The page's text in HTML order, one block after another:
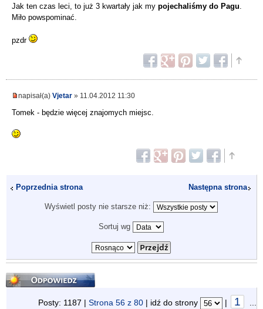
Jak ten czas leci, to już 3 kwartały jak my pojechaliśmy do Pagu
Miło powspominać.
pzdr
napisał(a) Vjetar » 11.04.2012 11:30
Tomek - będzie więcej znajomych miejsc.
Poprzednia strona Następna strona
Wyświetl posty nie starsze niż:
Sortuj wg
Odpowiedz
Posty: 1187 | Strona 56 z 80 | idź do strony | 1